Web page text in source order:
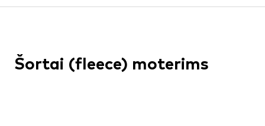
Šortai (fleece) moterims